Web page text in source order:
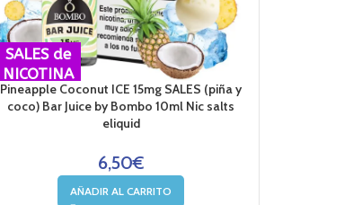
SALES de
NICOTINA
Pineapple Coconut ICE 15mg SALES (piña y
coco) Bar Juice by Bombo 10ml Nic salts
eliquid
6,50€
AÑADIR AL CARRITO